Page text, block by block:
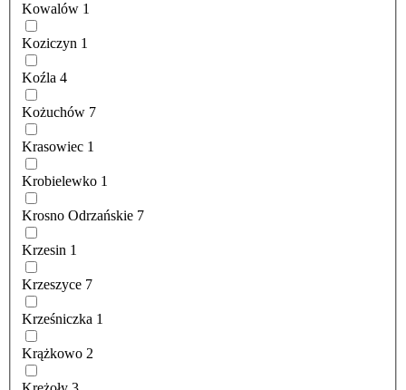
Kowalów 1
Koziczyn 1
Koźla 4
Kożuchów 7
Krasowiec 1
Krobielewko 1
Krosno Odrzańskie 7
Krzesin 1
Krzeszyce 7
Krześniczka 1
Krążkowo 2